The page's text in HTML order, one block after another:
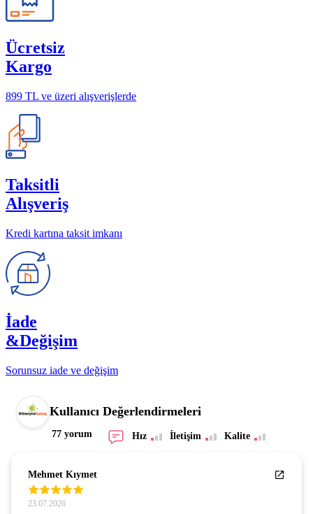
Ücretsiz
Kargo
899 TL ve üzeri alışverişlerde
Taksitli
Alışveriş
Kredi kartına taksit imkanı
İade
&Değişim
Sorunsuz iade ve değişim
Kullanıcı Değerlendirmeleri
77 yorum Hız İletişim Kalite
Mehmet Kıymet
23.07.2026